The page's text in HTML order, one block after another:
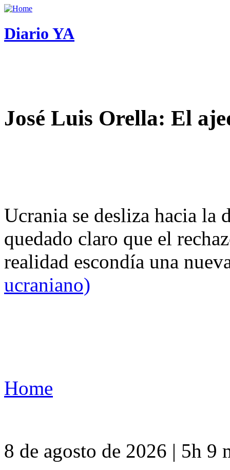
Diario YA
José Luis Orella: El
Ucrania se desliza hacia
quedado claro que el
realidad escondía una
ucraniano)
Home
8 de agosto de 2026 | 5h 9